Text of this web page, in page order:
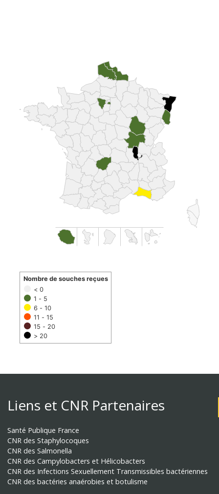
< 0
1 - 5
6 - 10
11 - 15
15 - 20
> 20
Nombre de souches reçues
Liens et CNR Partenaires
Santé Publique France
CNR des Staphylocoques
CNR des Salmonella
CNR des Campylobacters et Hélicobacters
CNR des Infections Sexuellement Transmissibles bactériennes
CNR des bactéries anaérobies et botulisme